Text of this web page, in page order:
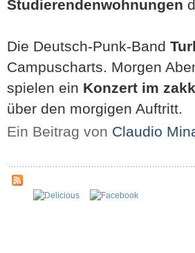
Studierendenwohnungen
Die Deutsch-Punk-Band
Campuscharts. Morgen
spielen ein Konzert im zakk
über den morgigen Auftritt.
Ein Beitrag von Claudio